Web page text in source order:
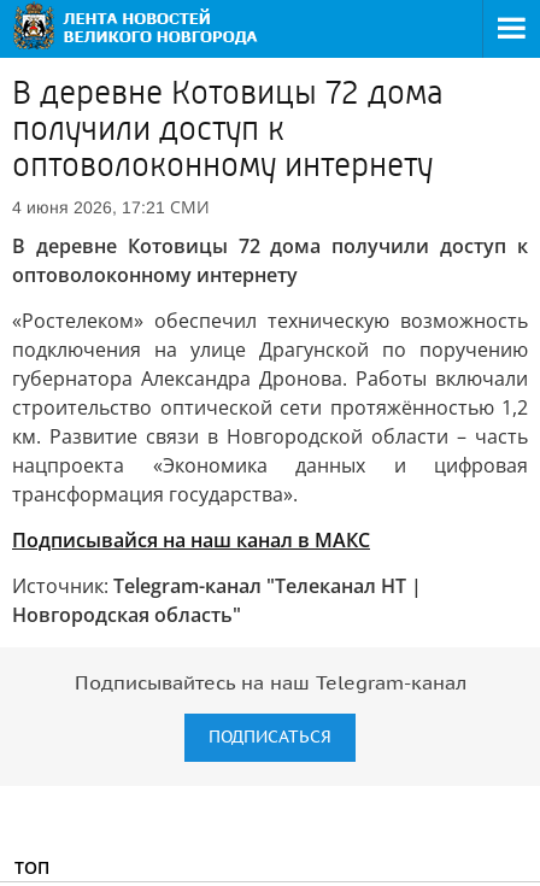
В деревне Котовицы 72 дома
получили доступ к
оптоволоконному интернету
4 июня 2026, 17:21 СМИ
В деревне Котовицы 72 дома получили доступ к
оптоволоконному интернету
«Ростелеком» обеспечил техническую возможность
подключения на улице Драгунской по поручению
губернатора Александра Дронова. Работы включали
строительство оптической сети протяжённостью 1,2
км. Развитие связи в Новгородской области – часть
нацпроекта «Экономика данных и цифровая
трансформация государства».
Подписывайся на наш канал в МАКС
Источник: Telegram-канал "Телеканал НТ |
Новгородская область"
Подписывайтесь на наш Telegram-канал
ПОДПИСАТЬСЯ
ТОП